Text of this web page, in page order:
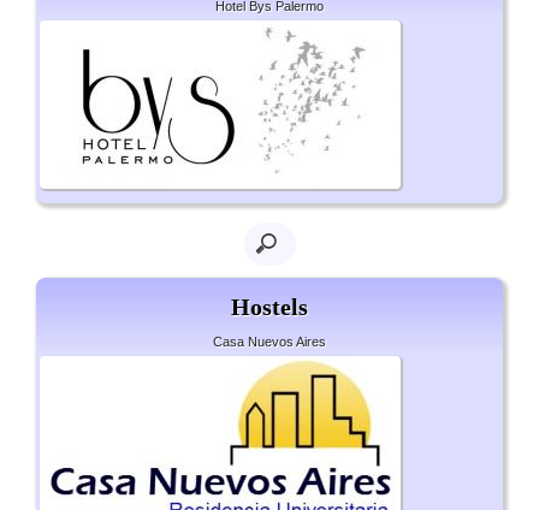
Hotel Bys Palermo
Hostels
Casa Nuevos Aires